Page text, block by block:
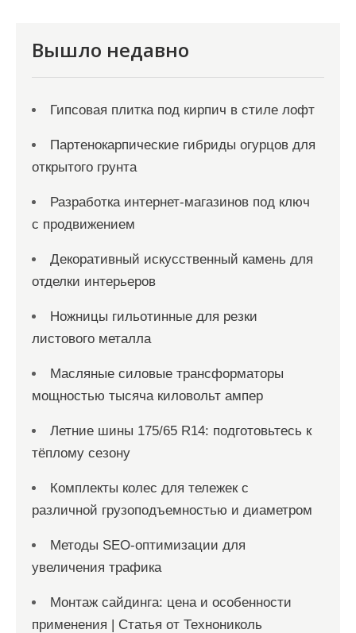
м
Вышло недавно
Гипсовая плитка под кирпич в стиле лофт
Партенокарпические гибриды огурцов для
открытого грунта
Разработка интернет-магазинов под ключ
с продвижением
Декоративный искусственный камень для
отделки интерьеров
Ножницы гильотинные для резки
листового металла
Масляные силовые трансформаторы
мощностью тысяча киловольт ампер
Летние шины 175/65 R14: подготовьтесь к
тёплому сезону
Комплекты колес для тележек с
различной грузоподъемностью и диаметром
Методы SEO-оптимизации для
увеличения трафика
Монтаж сайдинга: цена и особенности
применения | Статья от Технониколь